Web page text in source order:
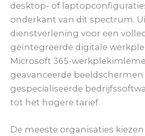
desktop- of
onderkant van dit spectrum.
dienstverlening voor een
geïntegreerde digitale
Microsoft 365-
geavanceerde beeldschermen
gespecialiseerde
tot het hogere tarief.
De meeste organisaties